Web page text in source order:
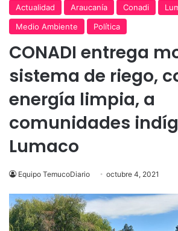
Actualidad Araucanía Conadi
Medio Ambiente
Política
CONADI entrega
sistema de riego,
energía limpia, a
comunidades
Lumaco
Equipo TemucoDiario octubre 4, 2021